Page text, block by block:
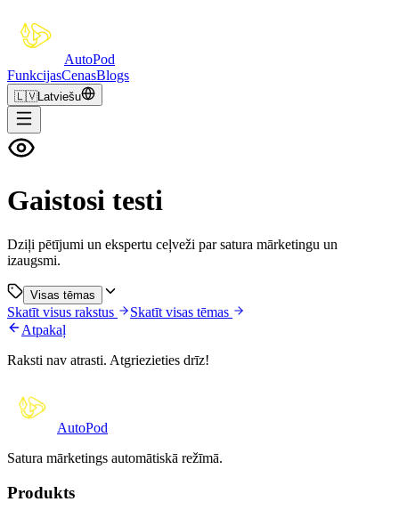
AutoPod
FunkcijasCenasBlogs
🇱🇻Latviešu
Gaistosi testi
Dziļi pētījumi un ekspertu ceļveži par satura mārketingu un
izaugsmi.
Visas tēmas
Skatīt visus rakstus
Skatīt visas tēmas
Atpakaļ
Raksti nav atrasti. Atgriezieties drīz!
AutoPod
Satura mārketings automātiskā režīmā.
Produkts